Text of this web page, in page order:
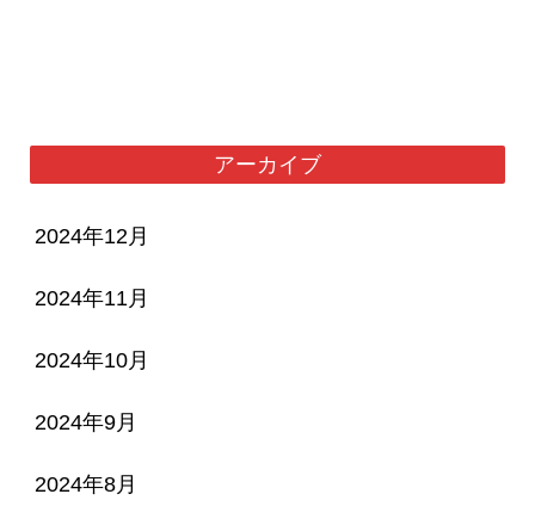
アーカイブ
2024年12月
2024年11月
2024年10月
2024年9月
2024年8月